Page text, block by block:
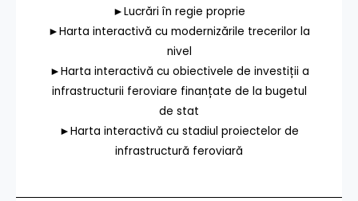
►Lucrări în regie proprie
►Harta interactivă cu modernizările trecerilor la
nivel
►Harta interactivă cu obiectivele de investiții a
infrastructurii feroviare finanțate de la bugetul
de stat
►Harta interactivă cu stadiul proiectelor de
infrastructură feroviară